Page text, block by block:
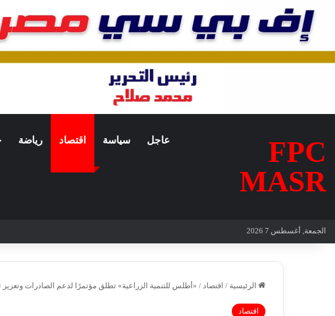
FPC
MASR
عاجل سياسة اقتصاد رياضة
الجمعة, أغسطس 7 2026
الرئيسية / اقتصاد / «أطلس للتنمية الزراعية» تطلق مؤتمرًا لدعم الصادرات وتعزيز
اقتصاد